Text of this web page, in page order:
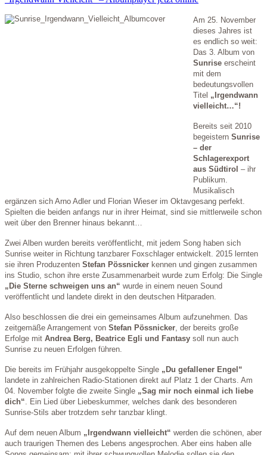
Am 25. November
dieses Jahres ist
es endlich so weit:
Das 3. Album von
Sunrise erscheint
mit dem
bedeutungsvollen
Titel „Irgendwann
vielleicht…“!
Bereits seit 2010
begeistern Sunrise
– der
Schlagerexport
aus Südtirol – ihr
Publikum.
Musikalisch
ergänzen sich Arno Adler und Florian Wieser im Oktavgesang perfekt.
Spielten die beiden anfangs nur in ihrer Heimat, sind sie mittlerweile schon
weit über den Brenner hinaus bekannt…
Zwei Alben wurden bereits veröffentlicht, mit jedem Song haben sich
Sunrise weiter in Richtung tanzbarer Foxschlager entwickelt. 2015 lernten
sie ihren Produzenten Stefan Pössnicker kennen und gingen zusammen
ins Studio, schon ihre erste Zusammenarbeit wurde zum Erfolg: Die Single
„Die Sterne schweigen uns an“ wurde in einem neuen Sound
veröffentlicht und landete direkt in den deutschen Hitparaden.
Also beschlossen die drei ein gemeinsames Album aufzunehmen. Das
zeitgemäße Arrangement von Stefan Pössnicker , der bereits große
Erfolge mit Andrea Berg, Beatrice Egli und Fantasy soll nun auch
Sunrise zu neuen Erfolgen führen.
Die bereits im Frühjahr ausgekoppelte Single „Du gefallener Engel“
landete in zahlreichen Radio-Stationen direkt auf Platz 1 der Charts. Am
04. November folgte die zweite Single „Sag mir noch einmal ich liebe
dich“ . Ein Lied über Liebeskummer, welches dank des besonderen
Sunrise-Stils aber trotzdem sehr tanzbar klingt.
Auf dem neuen Album „Irgendwann vielleicht“ werden die schönen, aber
auch traurigen Themen des Lebens angesprochen. Aber eins haben alle